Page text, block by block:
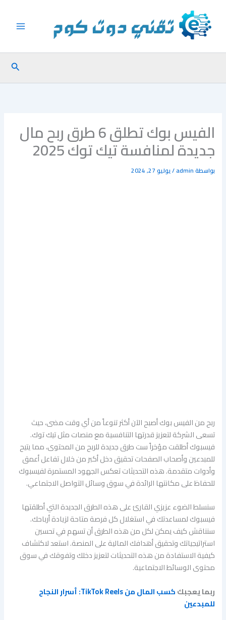
المحتوى
البحث
الفيس بوك تطلق 6 طرق ربح مال
جديدة لمنافسة تيك توك 2025
بواسطةadmin
/يوليو 27, 2024
ربح من الفيس بوك أصبح الآن أكثر تنوعاً من أي وقت مضى، حيث
تسعى الشركة لتعزيز قدرتها التنافسية مع منصات مثل تيك توك.
فيسبوك أطلقت مؤخراً ست طرق جديدة للربح من المحتوى، مما يتيح
للمبدعين وأصحاب الصفحات تحقيق دخل أكبر من خلال تفاعل أعمق
وأدوات متقدمة. هذه التحديثات تعكس الجهود المستمرة لفيسبوك
للحفاظ على مكانتها الرائدة في سوق وسائل التواصل الاجتماعي.
سنسلط الضوء عزيزي القارئ على هذه الطرق الجديدة التي أطلقتها
فيسبوك لمساعدتك في استغلال كل فرصة متاحة لزيادة أرباحك.
سنناقش كيف يمكن لكل من هذه الطرق أن تسهم في تحسين
استراتيجياتك وتحقيق أهدافك المالية على المنصة. استعد لاكتشاف
كيفية الاستفادة من هذه التحديثات لتعزيز دخلك وتفوقك في سوق
محتوى الوسائط الاجتماعية.
ربما يعجبك
كسب المال من TikTok Reels: أسرار النجاح
للمبدعين